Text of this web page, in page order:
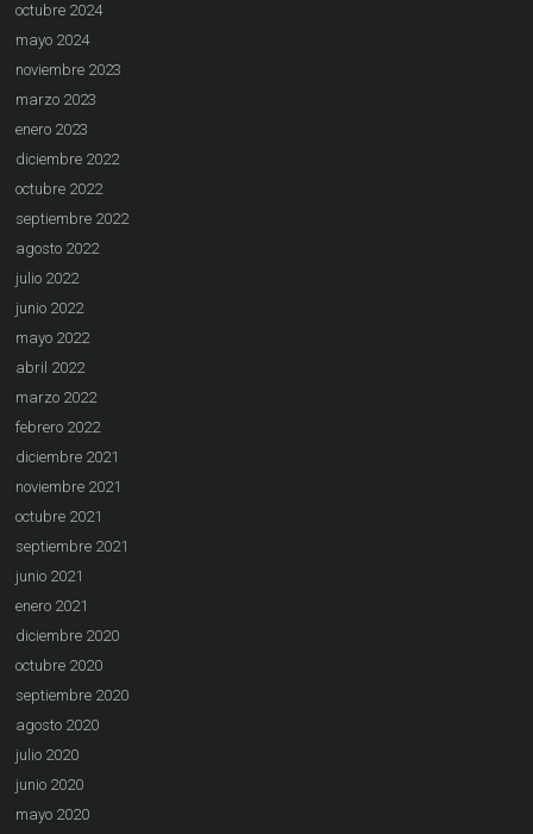
octubre 2024
mayo 2024
noviembre 2023
marzo 2023
enero 2023
diciembre 2022
octubre 2022
septiembre 2022
agosto 2022
julio 2022
junio 2022
mayo 2022
abril 2022
marzo 2022
febrero 2022
diciembre 2021
noviembre 2021
octubre 2021
septiembre 2021
junio 2021
enero 2021
diciembre 2020
octubre 2020
septiembre 2020
agosto 2020
julio 2020
junio 2020
mayo 2020